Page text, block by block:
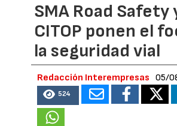
SMA Road Safety
CITOP ponen el
la seguridad vial
Redacción Interempresas 05/
524